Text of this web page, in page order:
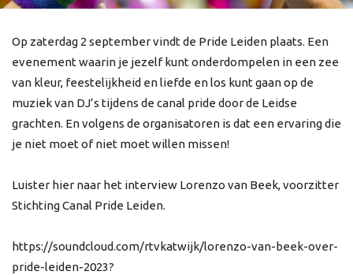
Op zaterdag 2 september vindt de Pride Leiden plaats. Een
evenement waarin je jezelf kunt onderdompelen in een zee
van kleur, feestelijkheid en liefde en los kunt gaan op de
muziek van DJ’s tijdens de canal pride door de Leidse
grachten. En volgens de organisatoren is dat een ervaring die
je niet moet of niet moet willen missen!
Luister hier naar het interview Lorenzo van Beek, voorzitter
Stichting Canal Pride Leiden.
https://soundcloud.com/rtvkatwijk/lorenzo-van-beek-over-
pride-leiden-2023?